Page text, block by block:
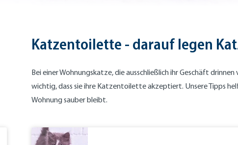
Katzentoilette - darauf legen
Bei einer Wohnungskatze, die ausschließlich ihr Geschäft
wichtig, dass sie ihre Katzentoilette akzeptiert. Unsere Tipps
Wohnung sauber bleibt.